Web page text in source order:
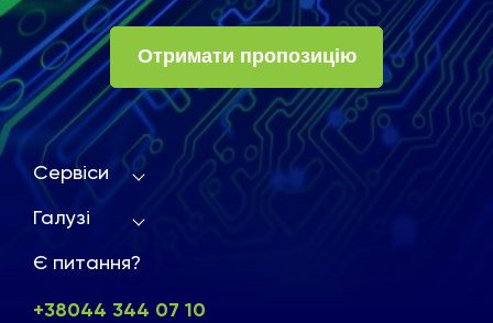
Отримати пропозицію
Сервіси
Галузі
Є питання?
+38044 344 07 10